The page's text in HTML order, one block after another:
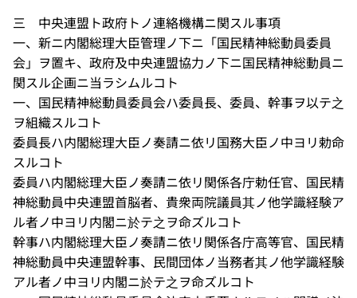
三 中央連盟ト政府トノ連絡機構ニ関スル事項
一、新ニ内閣総理大臣管理ノ下ニ「国民精神総動員委員
会」ヲ置キ、政府及中央連盟協力ノ下ニ国民精神総動員ニ
関スル企画ニ当ラシムルコト
一、国民精神総動員委員会ハ委員長、委員、幹事ヲ以テ之
ヲ組織スルコト
委員長ハ内閣総理大臣ノ奏請ニ依リ国務大臣ノ中ヨリ勅命
スルコト
委員ハ内閣総理大臣ノ奏請ニ依リ関係各庁勅任官、国民精
神総動員中央連盟首脳者、貴衆両院議員其ノ他学識経験ア
ル者ノ中ヨリ内閣ニ於テ之ヲ命ズルコト
幹事ハ内閣総理大臣ノ奏請ニ依リ関係各庁高等官、国民精
神総動員中央連盟幹事、民間団体ノ当務者其ノ他学識経験
アル者ノ中ヨリ内閣ニ於テ之ヲ命ズルコト